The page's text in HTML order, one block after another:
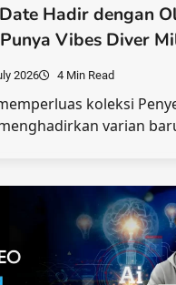
Hadir dengan
Vibes Diver
2026 4 Min Read
koleksi
varian